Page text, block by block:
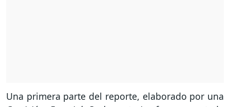
Una primera parte del reporte, elaborado por una